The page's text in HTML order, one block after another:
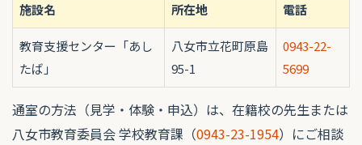
施設名 所在地 電話
教育支援センター「あし
たば」
八女市立花町原島
95-1
0943-22-
5699
通室の方法（見学・体験・申込）は、在籍校の先生または
八女市教育委員会 学校教育課（0943-23-1954）にご相談